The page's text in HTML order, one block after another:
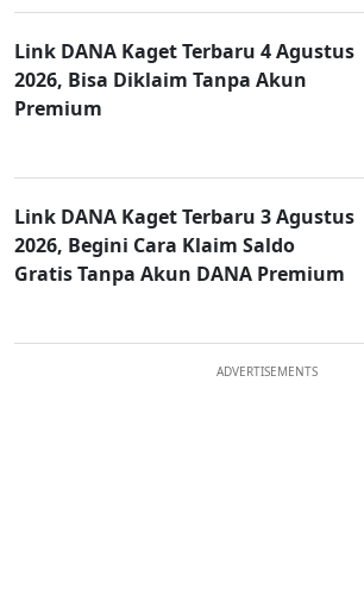
Link DANA Kaget Terbaru 4 Agustus
2026, Bisa Diklaim Tanpa Akun
Premium
Link DANA Kaget Terbaru 3 Agustus
2026, Begini Cara Klaim Saldo
Gratis Tanpa Akun DANA Premium
ADVERTISEMENTS